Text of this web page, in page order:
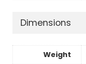
Dimensions
Weight